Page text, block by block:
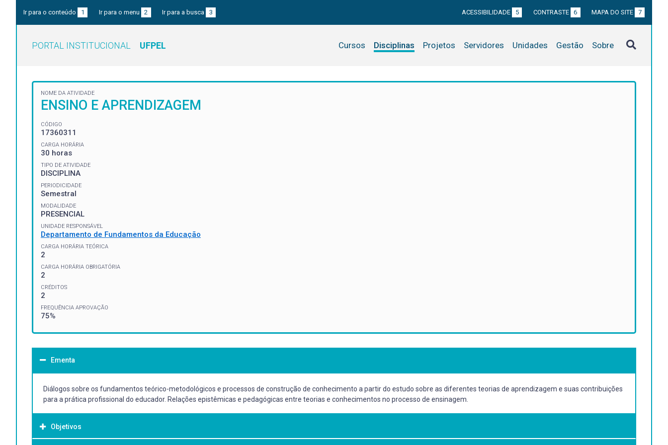
Ir para o conteúdo 1 Ir para o menu 2 Ir para a busca 3 ACESSIBILIDADE 5 CONTRASTE 6 MAPA DO SITE 7
PORTAL INSTITUCIONAL UFPEL Cursos Disciplinas Projetos Servidores Unidades Gestão Sobre
NOME DA ATIVIDADE
ENSINO E APRENDIZAGEM
CÓDIGO
17360311
CARGA HORÁRIA
30 horas
TIPO DE ATIVIDADE
DISCIPLINA
PERIODICIDADE
Semestral
MODALIDADE
PRESENCIAL
UNIDADE RESPONSÁVEL
Departamento de Fundamentos da Educação
CARGA HORÁRIA TEÓRICA
2
CARGA HORÁRIA OBRIGATÓRIA
2
CRÉDITOS
2
FREQUÊNCIA APROVAÇÃO
75%
Ementa
Diálogos sobre os fundamentos teórico-metodológicos e processos de construção de conhecimento a partir do estudo sobre as diferentes teorias de aprendizagem e suas contribuições
para a prática profissional do educador. Relações epistêmicas e pedagógicas entre teorias e conhecimentos no processo de ensinagem.
Objetivos